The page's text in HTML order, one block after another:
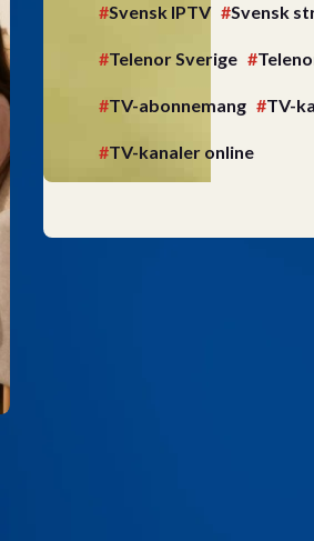
Svensk IPTV Svensk
Telenor Sverige
TV-abonnemang TV-
TV-kanaler online